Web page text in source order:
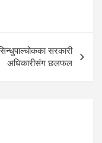
सरकारी
अधिकारीसंग छलफल